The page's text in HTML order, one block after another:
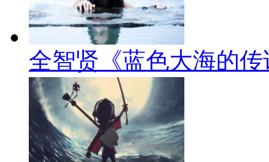
全智贤《蓝色大海的